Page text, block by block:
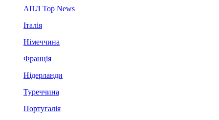
АПЛ Top News
Італія
Німеччина
Франція
Нідерланди
Туреччина
Португалія